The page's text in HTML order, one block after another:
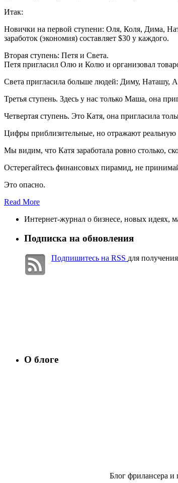
Итак:
Новички на первой ступени: Оля, Коля, Дима,
заработок (экономия) составляет $30 у каждого.
Вторая ступень: Петя и Света.
Петя пригласил Олю и Колю и организовал
Света пригласила больше людей: Диму, Наташу,
Третья ступень. Здесь у нас только Маша, она
Четвертая ступень. Это Катя, она пригласила
Цифры приблизительные, но отражают реальную
Мы видим, что Катя заработала ровно столько,
Остерегайтесь финансовых пирамид, не
Это опасно.
Read More
Интернет-журнал о бизнесе, новых идеях,
Подписка на обновления
Подпишитесь на RSS для
О блоге
Блог фрилансера и